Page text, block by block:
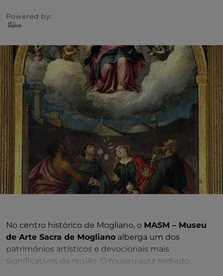
Powered by:
No centro histórico de Mogliano, o MASM – Museu
de Arte Sacra de Mogliano alberga um dos
patrimónios artísticos e devocionais mais
significativos da região. O museu está sediado